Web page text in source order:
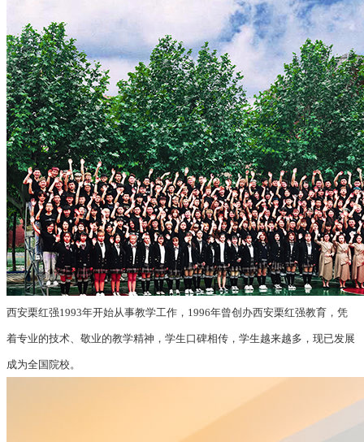
西安栗红强1993年开始从事教学工作，1996年曾创办西安栗红强教育，凭
着专业的技术、敬业的教学精神，学生口碑相传，学生越来越多，现已发展
成为全国院校。